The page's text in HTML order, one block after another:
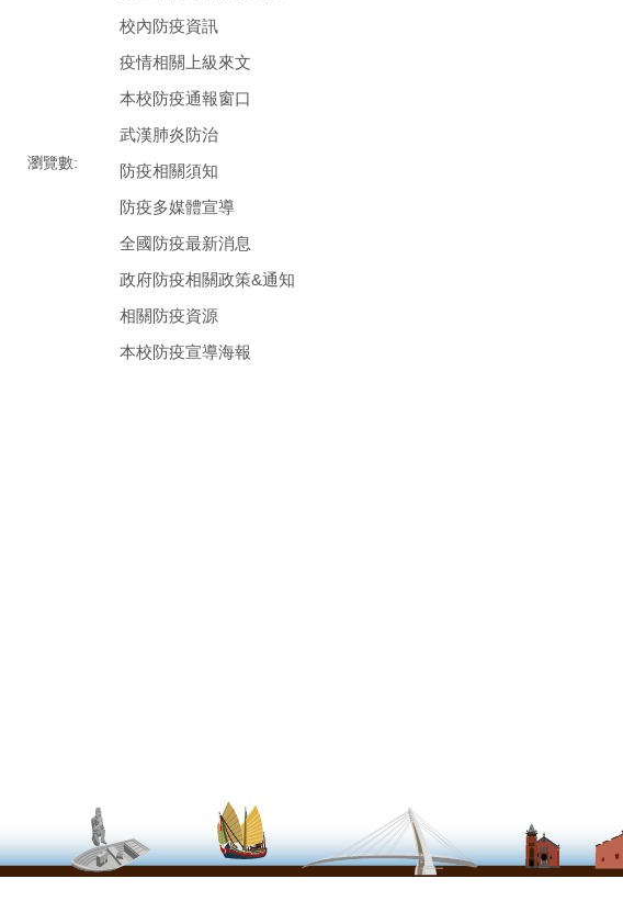
瀏覽數:
校內防疫資訊
疫情相關上級來文
本校防疫通報窗口
武漢肺炎防治
防疫相關須知
防疫多媒體宣導
全國防疫最新消息
政府防疫相關政策&通知
相關防疫資源
本校防疫宣導海報